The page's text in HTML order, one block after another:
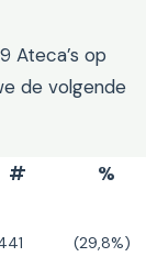
Ateca’s op
de volgende
# %
(29,8%)